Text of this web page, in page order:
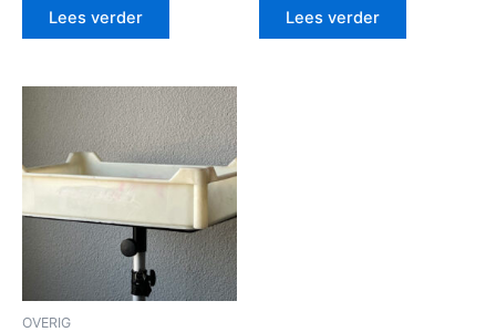
Lees verder Lees verder
OVERIG